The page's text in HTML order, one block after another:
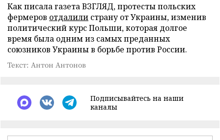
Как писала газета ВЗГЛЯД, протесты польских
фермеров отдалили страну от Украины, изменив
политический курс Польши, которая долгое
время была одним из самых преданных
союзников Украины в борьбе против России.
Текст: Антон Антонов
Подписывайтесь на наши
каналы